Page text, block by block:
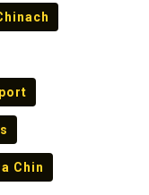
Chin